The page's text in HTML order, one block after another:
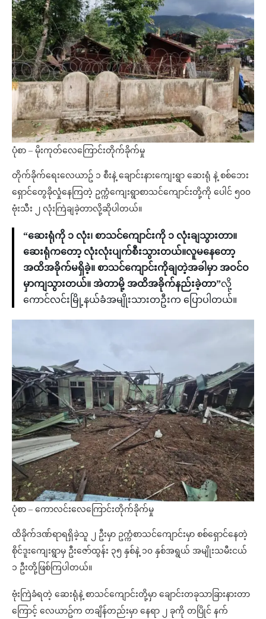
ပုံစာ – မိုးကုတ်လေကြောင်းတိုက်ခိုက်မှု
တိုက်ခိုက်ရေးလေယာဥ် ၁ စီးနဲ့ ချောင်းနားကျေးရွာ ဆေးရုံ နဲ့ စစ်ဘေး
ရှောင်တွေခိုလှုံနေကြတဲ့ ဥက္ကံကျေးရွာစာသင်ကျောင်းတို့ကို ပေါင် ၅၀၀
ဗုံးသီး ၂ လုံးကြဲချခဲ့တာလို့ဆိုပါတယ်။
“ဆေးရုံကို ၁ လုံး၊ စာသင်ကျောင်းကို ၁ လုံးချသွားတာ။
ဆေးရုံကတော့ လုံးလုံးပျက်စီးသွားတယ်။လူမနေတော့
အထိအခိုက်မရှိခဲ့။ စာသင်ကျောင်းကိုချတဲ့အခါမှာ အဝင်ဝ
မှာကျသွားတယ်။ အဲတာမို့ အထိအခိုက်နည်းခဲ့တာ”လို့
ကောင်လင်းမြို့နယ်ခံအမျိုးသားတဦးက ပြောပါတယ်။
ပုံစာ – ကောလင်းလေကြောင်းတိုက်ခိုက်မှု
ထိခိုက်ဒဏ်ရာရရှိခဲ့သူ ၂ ဦးမှာ ဥက္ကံစာသင်ကျောင်းမှာ စစ်ရှောင်နေတဲ့
စိုင်ဒူးကျေးရွာမှ ဦးဇော်ထွန်း ၃၅ နှစ်နဲ့ ၁၀ နှစ်အရွယ် အမျိုးသမီးငယ်
၁ ဦးတို့ဖြစ်ကြပါတယ်။
ဗုံးကြဲခံရတဲ့ ဆေးရုံနဲ့ စာသင်ကျောင်းတို့မှာ ချောင်းတခုသာခြားနားတာ
ကြောင့် လေယာဥ်က တချိန်တည်းမှာ နေရာ ၂ ခုကို တပြိုင် နက်